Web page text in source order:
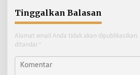
Tinggalkan Balasan
Alamat email Anda tidak akan dipublikasikan.
ditandai *